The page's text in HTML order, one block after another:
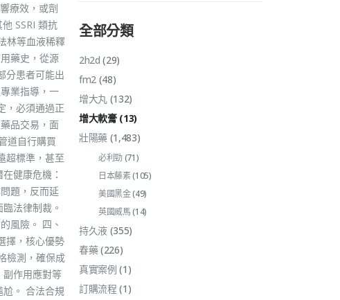
療效，或劑
SSRI 類抗
林等血液稀釋
藥史，從源
分患者可能出
業指導，一
，必須通過正
品交易，面
道自行購買
超標準，甚至
健康危機：
題，反而延
法律制裁。
風險。 四、
擇，核心優勢
檢測，確保成
副作用應對等
尬。 合法合規
全部分類
2h2d (29)
fm2(48)
增大丸(132)
增大軟膏(13)
壯陽藥(1,483)
必利勁(71)
日本藤素(105)
美國黑金(49)
英國威馬(14)
持久液(355)
春藥(226)
真實案例 (1)
訂購流程 (1)